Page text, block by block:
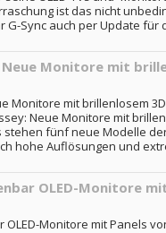
ist das nicht
G-Sync auch per Update für
Neue Monitore mit
Monitore mit brillenlosem
Neue Monitore mit
stehen fünf neue Modelle
hohe Auflösungen und
OLED-Monitore
Monitore mit Panels